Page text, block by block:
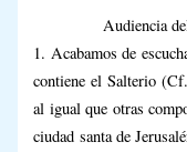
Audiencia
1. Acabamos de
contiene el Salterio
al igual que otras
ciudad santa de